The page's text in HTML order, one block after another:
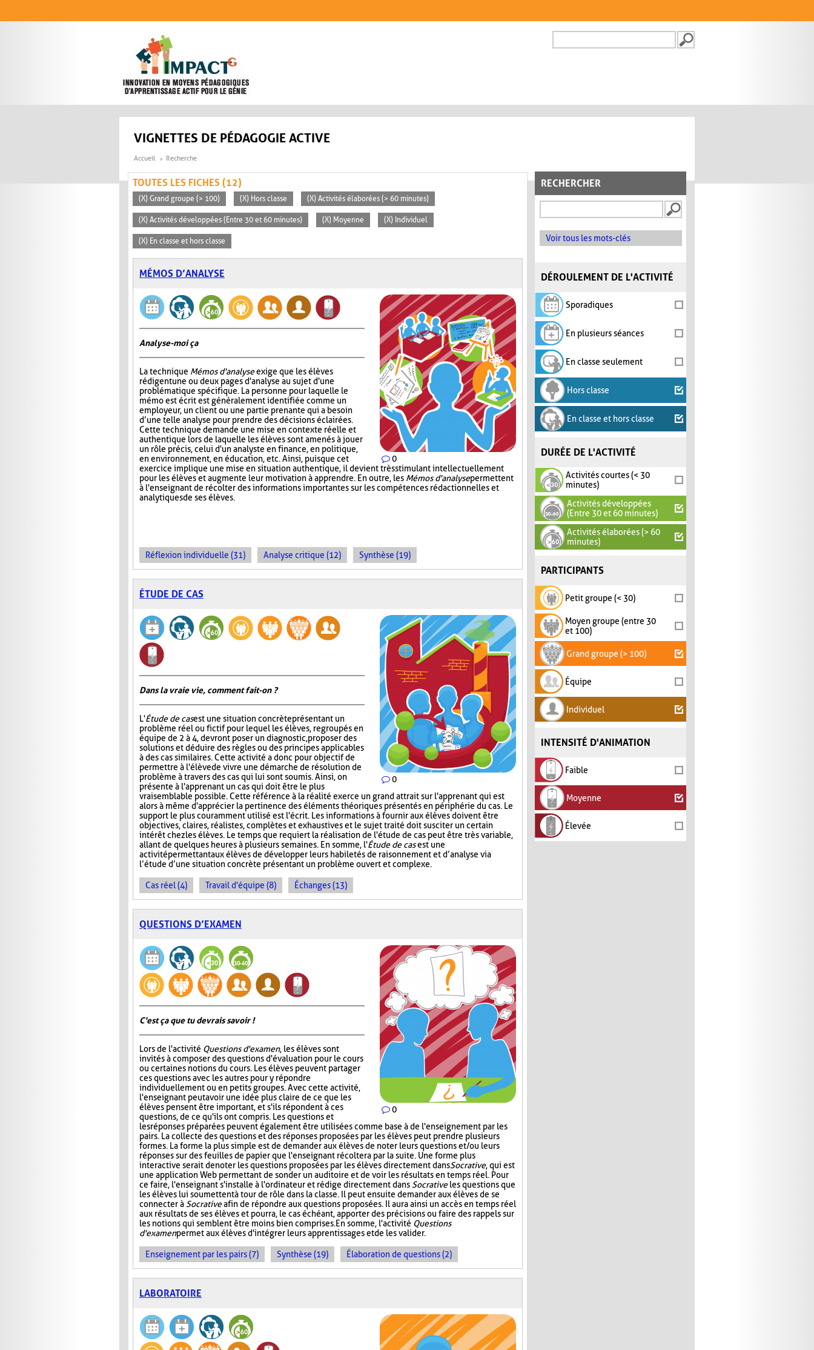
FORMULAIRE DE
VIGNETTES DE PÉDAGOGIE ACTIVE
Accueil Recherche
RECHERCHER
Voir tous les mots-clés
DÉROULEMENT DE L'ACTIVITÉ
Sporadiques
En plusieurs séances
En classe seulement
Hors classe
En classe et hors classe
DURÉE DE L'ACTIVITÉ
Activités courtes (< 30
minutes)
Activités développées
(Entre 30 et 60 minutes)
Activités élaborées (> 60
minutes)
PARTICIPANTS
Petit groupe (< 30)
Moyen groupe (entre 30
et 100)
Grand groupe (> 100)
Équipe
Individuel
INTENSITÉ D'ANIMATION
Faible
Moyenne
Élevée
TOUTES LES FICHES (12)
(X) Grand groupe (> 100) (X) Hors classe (X) Activités élaborées (> 60 minutes)
(X) Activités développées (Entre 30 et 60 minutes) (X) Moyenne (X) Individuel
(X) En classe et hors classe
MÉMOS D’ANALYSE
0
Analyse-moi ça
La technique Mémos d'analyseexige que les élèves
rédigent une ou deux pages d'analyse au sujet d'une
problématique spécifique. La personne pour laquelle le
mémo est écrit est généralement identifiée comme un
employeur, un client ou une partie prenante qui a besoin
d’une telle analyse pour prendre des décisions éclairées.
Cette technique demande une mise en contexte réelle et
authentique lors de laquelle les élèves sont amenés à jouer
un rôle précis, celui d'un analyste en finance, en politique,
en environnement, en éducation, etc. Ainsi, puisque cet
exercice implique une mise en situation authentique, il devient très stimulant intellectuellement
pour les élèves et augmente leur motivation à apprendre. En outre, les Mémos d'analysepermettent
à l'enseignant de récolter des informations importantes sur les compétences rédactionnelles et
analytiques de ses élèves.
Réflexion individuelle (31) Analyse critique (12) Synthèse (19)
ÉTUDE DE CAS
0
Dans la vraie vie, comment fait-on ?
L'Étude de casest une situation concrète présentant un
problème réel ou fictif pour lequel les élèves, regroupés en
équipe de 2 à 4, devront poser un diagnostic, proposer des
solutions et déduire des règles ou des principes applicables
à des cas similaires. Cette activité a donc pour objectif de
permettre à l'élève de vivre une démarche de résolution de
problème à travers des cas qui lui sont soumis. Ainsi, on
présente à l'apprenant un cas qui doit être le plus
vraisemblable possible. Cette référence à la réalité exerce un grand attrait sur l'apprenant qui est
alors à même d'apprécier la pertinence des éléments théoriques présentés en périphérie du cas. Le
support le plus couramment utilisé est l'écrit. Les informations à fournir aux élèves doivent être
objectives, claires, réalistes, complètes et exhaustives et le sujet traité doit susciter un certain
intérêt chez les élèves. Le temps que requiert la réalisation de l'étude de cas peut être très variable,
allant de quelques heures à plusieurs semaines. En somme, l'Étude de casest une
activité permettant aux élèves de développer leurs habiletés de raisonnement et d’analyse via
l’étude d’une situation concrète présentant un problème ouvert et complexe.
Cas réel (4) Travail d'équipe (8) Échanges (13)
QUESTIONS D’EXAMEN
0
C'est ça que tu devrais savoir !
Lors de l'activité Questions d'examen, les élèves sont
invités à composer des questions d'évaluation pour le cours
ou certaines notions du cours. Les élèves peuvent partager
ces questions avec les autres pour y répondre
individuellement ou en petits groupes. Avec cette activité,
l'enseignant peut avoir une idée plus claire de ce que les
élèves pensent être important, et s'ils répondent à ces
questions, de ce qu'ils ont compris. Les questions et
les réponses préparées peuvent également être utilisées comme base à de l'enseignement par les
pairs. La collecte des questions et des réponses proposées par les élèves peut prendre plusieurs
formes. La forme la plus simple est de demander aux élèves de noter leurs questions et/ou leurs
réponses sur des feuilles de papier que l'enseignant récoltera par la suite. Une forme plus
interactive serait de noter les questions proposées par les élèves directement dansSocrative, qui est
une application Web permettant de sonder un auditoire et de voir les résultats en temps réel. Pour
ce faire, l'enseignant s'installe à l'ordinateur et rédige directement dansSocrativeles questions que
les élèves lui soumettent à tour de rôle dans la classe. Il peut ensuite demander aux élèves de se
connecter àSocrativeafin de répondre aux questions proposées. Il aura ainsi un accès en temps réel
aux résultats de ses élèves et pourra, le cas échéant, apporter des précisions ou faire des rappels sur
les notions qui semblent être moins bien comprises. En somme, l'activité Questions
d'examenpermet aux élèves d'intégrer leurs apprentissages et de les valider.
Enseignement par les pairs (7) Synthèse (19) Élaboration de questions (2)
LABORATOIRE